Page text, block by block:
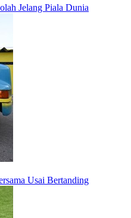
Jelang Piala Dunia
Usai Bertanding